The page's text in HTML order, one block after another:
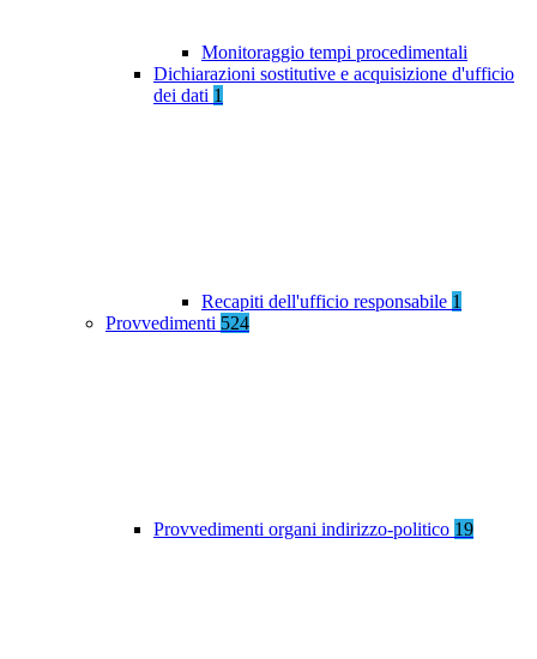
Monitoraggio tempi procedimentali
Dichiarazioni sostitutive e acquisizione d'ufficio
dei dati 1
Recapiti dell'ufficio responsabile 1
Provvedimenti 524
Provvedimenti organi indirizzo-politico 19